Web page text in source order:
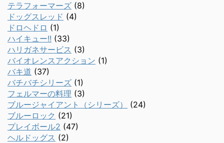
テラフォーマーズ (8)
ドッグスレッド (4)
ドロヘドロ (1)
ハイキュー!! (33)
ハリガネサービス (3)
バイオレンスアクション (1)
バキ道 (37)
バチバチシリーズ (1)
フェルマーの料理 (3)
ブルージャイアント（シリーズ）
(24)
ブルーロック (21)
プレイボール2 (47)
ヘルドッグス (2)